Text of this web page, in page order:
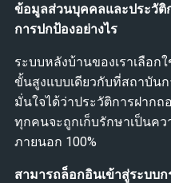
ข้อมูลส่วนบุคคลและประวัติ
การปกป้องอย่างไร
ระบบหลังบ้านของเราเลือก
ขั้นสูงแบบเดียวกับที่สถาบัน
มั่นใจได้ว่าประวัติการฝาก
ทุกคนจะถูกเก็บรักษาเป็นค
ภายนอก 100%
สามารถล็อกอินเข้าสู่ระบบ